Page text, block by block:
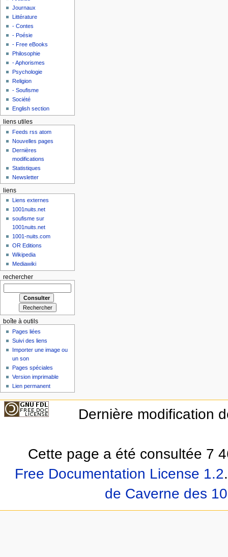
Journaux
Littérature
- Contes
- Poésie
- Free eBooks
Philosophie
- Aphorismes
Psychologie
Religion
- Soufisme
Société
English section
liens utiles
Feeds rss atom
Nouvelles pages
Dernières
modifications
Statistiques
Newsletter
liens
Liens externes
1001nuits.net
soufisme sur
1001nuits.net
1001-nuits.com
OR Editions
Wikipedia
Mediawiki
rechercher
boîte à outils
Pages liées
Suivi des liens
Importer une image ou
un son
Pages spéciales
Version imprimable
Lien permanent
Dernière modification
Cette page a été consultée 7
Free Documentation License 1.2.
de Caverne des